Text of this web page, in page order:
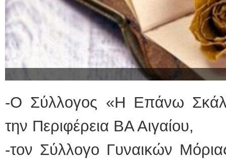
-Ο Σύλλογος «Η Επάνω
την Περιφέρεια ΒΑ Αιγαίου,
-τον Σύλλογο Γυναικών